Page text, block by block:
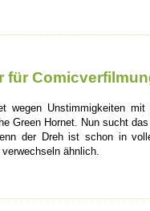
für
wegen Unstimmigkeiten
Green Hornet. Nun sucht
der Dreh ist schon in
ähnlich.